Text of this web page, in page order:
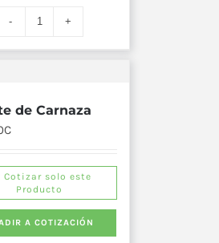
de Carnaza
Cotizar solo este
Producto
A COTIZACIÓN